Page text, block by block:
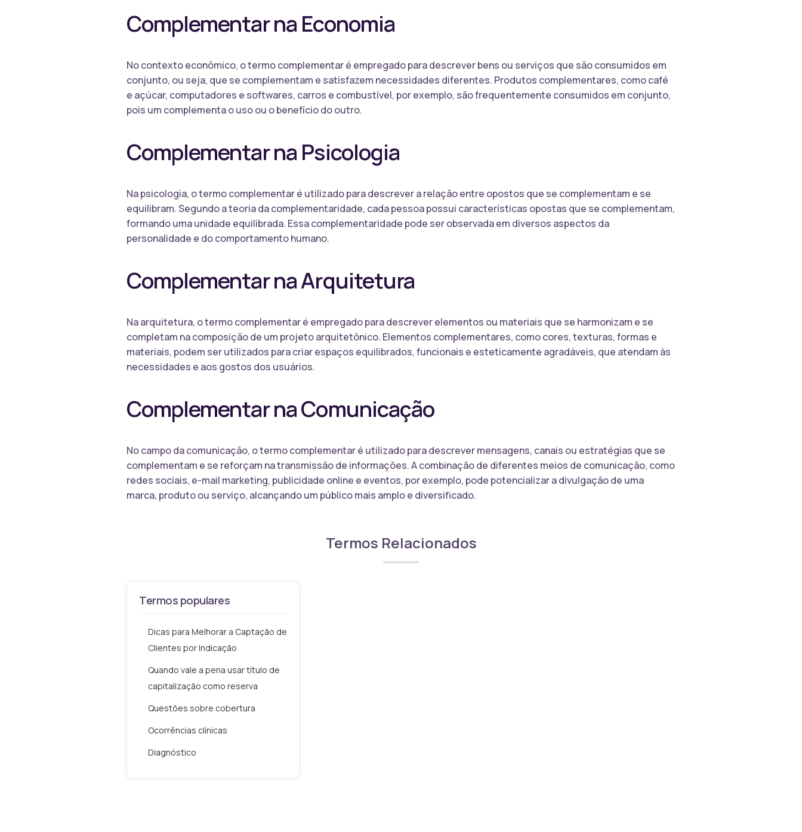
Complementar na Economia
No contexto econômico, o termo complementar é empregado para descrever bens ou serviços que são consumidos em
conjunto, ou seja, que se complementam e satisfazem necessidades diferentes. Produtos complementares, como café
e açúcar, computadores e softwares, carros e combustível, por exemplo, são frequentemente consumidos em conjunto,
pois um complementa o uso ou o benefício do outro.
Complementar na Psicologia
Na psicologia, o termo complementar é utilizado para descrever a relação entre opostos que se complementam e se
equilibram. Segundo a teoria da complementaridade, cada pessoa possui características opostas que se complementam,
formando uma unidade equilibrada. Essa complementaridade pode ser observada em diversos aspectos da
personalidade e do comportamento humano.
Complementar na Arquitetura
Na arquitetura, o termo complementar é empregado para descrever elementos ou materiais que se harmonizam e se
completam na composição de um projeto arquitetônico. Elementos complementares, como cores, texturas, formas e
materiais, podem ser utilizados para criar espaços equilibrados, funcionais e esteticamente agradáveis, que atendam às
necessidades e aos gostos dos usuários.
Complementar na Comunicação
No campo da comunicação, o termo complementar é utilizado para descrever mensagens, canais ou estratégias que se
complementam e se reforçam na transmissão de informações. A combinação de diferentes meios de comunicação, como
redes sociais, e-mail marketing, publicidade online e eventos, por exemplo, pode potencializar a divulgação de uma
marca, produto ou serviço, alcançando um público mais amplo e diversificado.
Termos Relacionados
Termos populares
Dicas para Melhorar a Captação de
Clientes por Indicação
Quando vale a pena usar título de
capitalização como reserva
Questões sobre cobertura
Ocorrências clínicas
Diagnóstico